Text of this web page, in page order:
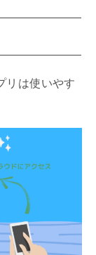
リは使いやす